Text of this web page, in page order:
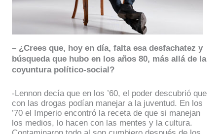
– ¿Crees que, hoy en día, falta esa desfachatez y
búsqueda que hubo en los años 80, más allá de la
coyuntura político-social?
-Lennon decía que en los ’60, el poder descubrió que
con las drogas podían manejar a la juventud. En los
’70 el Imperio encontró la receta de que si manejan
los medios, lo hacen con las mentes y la cultura.